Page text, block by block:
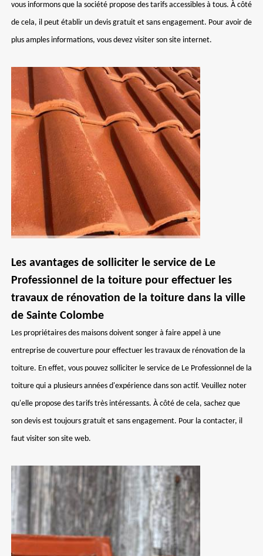
vous informons que la société propose des tarifs accessibles à tous. À côté
de cela, il peut établir un devis gratuit et sans engagement. Pour avoir de
plus amples informations, vous devez visiter son site internet.
Les avantages de solliciter le service de Le
Professionnel de la toiture pour effectuer les
travaux de rénovation de la toiture dans la ville
de Sainte Colombe
Les propriétaires des maisons doivent songer à faire appel à une
entreprise de couverture pour effectuer les travaux de rénovation de la
toiture. En effet, vous pouvez solliciter le service de Le Professionnel de la
toiture qui a plusieurs années d'expérience dans son actif. Veuillez noter
qu'elle propose des tarifs très intéressants. À côté de cela, sachez que
son devis est toujours gratuit et sans engagement. Pour la contacter, il
faut visiter son site web.